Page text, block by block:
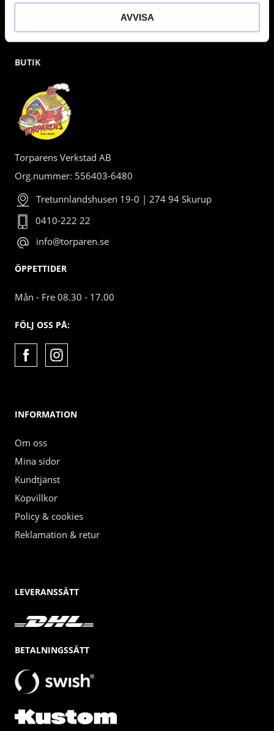
AVVISA
BUTIK
Torparens Verkstad AB
Org.nummer: 556403-6480
Tretunnlandshusen 19-0 | 274 94 Skurup
0410-222 22
info@torparen.se
ÖPPETTIDER
Mån - Fre 08.30 - 17.00
FÖLJ OSS PÅ:
INFORMATION
Om oss
Mina sidor
Kundtjänst
Köpvillkor
Policy & cookies
Reklamation & retur
LEVERANSSÄTT
BETALNINGSSÄTT